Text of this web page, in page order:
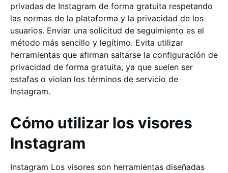
privadas de Instagram de forma gratuita respetando
las normas de la plataforma y la privacidad de los
usuarios. Enviar una solicitud de seguimiento es el
método más sencillo y legítimo. Evita utilizar
herramientas que afirman saltarse la configuración de
privacidad de forma gratuita, ya que suelen ser
estafas o violan los términos de servicio de
Instagram.
Cómo utilizar los visores
Instagram
Instagram Los visores son herramientas diseñadas